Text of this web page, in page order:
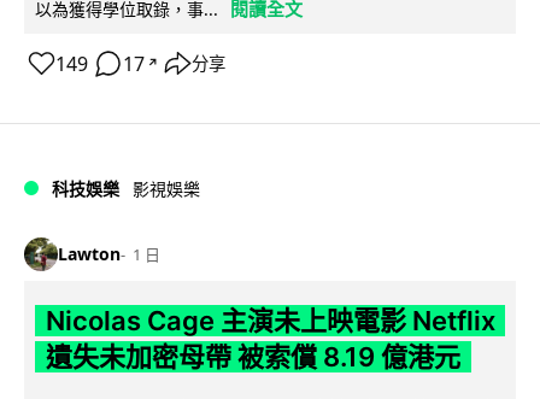
以為獲得學位取錄，事...
閱讀全文
149 17 ↗ 分享
科技娛樂 影視娛樂
Lawton 1 日
Nicolas Cage 主演未上映電影 Netflix
遺失未加密母帶 被索償 8.19 億港元